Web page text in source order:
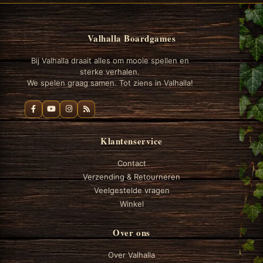
Valhalla Boardgames
Bij Valhalla draait alles om mooie spellen en
sterke verhalen.
We spelen graag samen. Tot ziens in Valhalla!
Klantenservice
Contact
Verzending & Retourneren
Veelgestelde vragen
Winkel
Over ons
Over Valhalla